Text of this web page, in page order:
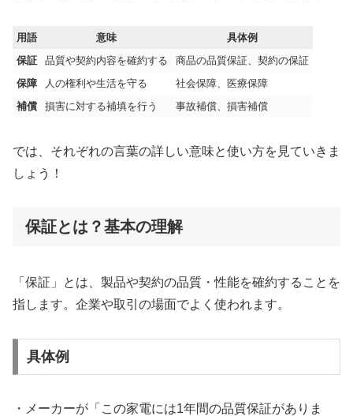
用語 意味
具体例
保証
品質や契約内容を確約する
商品の品質保証、契約の保証
保障
人の権利や生活を守る
社会保障、医療保障
補償
損害に対する補填を行う 事故補償、損害補償
では、それぞれの言葉の詳しい意味と使い方を見ていきま
しょう！
保証とは？基本の理解
「保証」とは、製品や契約の品質・性能を確約することを
指します。企業や取引の場面でよく使われます。
具体例
・メーカーが「この家電には1年間の品質保証がありま